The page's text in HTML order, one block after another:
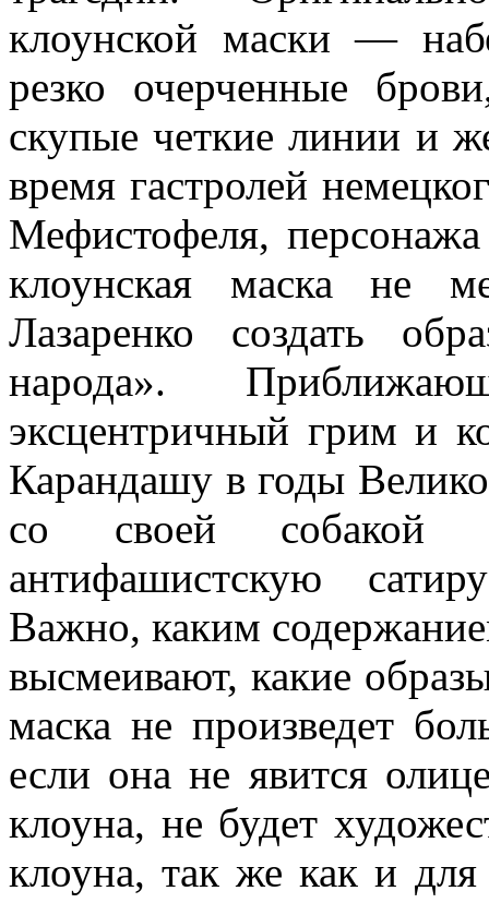
клоунской маски —
резко очерченные
скупые четкие ли­нии и
вре­мя гастролей
Мефистофеля,
клоунская маска не
Лазаренко создать
народа».
эксцентричный грим и
Ка­рандашу в годы
со своей собакой
антифашистскую
Важно, каким
высмеивают, какие
ма­ска не произведет
если она не явится
клоуна, не бу­дет
клоуна, так же как и для